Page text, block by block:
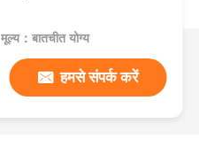
मूल्य：बातचीत योग्य
हमसे संपर्क करें